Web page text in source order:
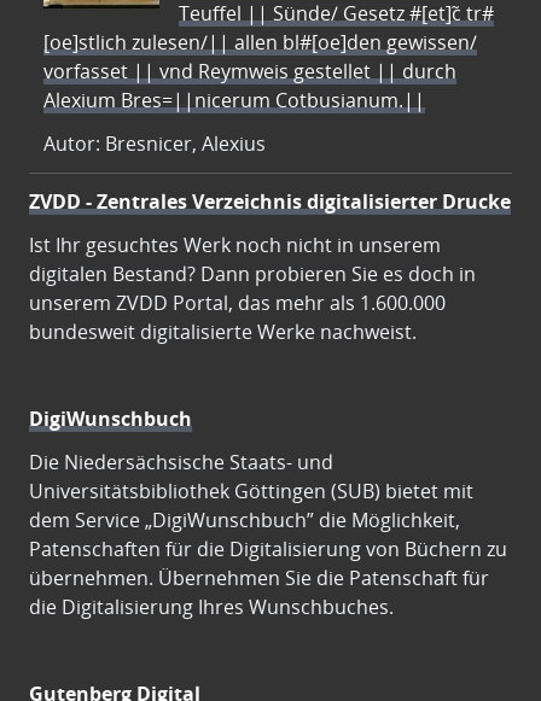
Teuffel || Sünde/ Gesetz #[et]c̃ tr#
[oe]stlich zulesen/|| allen bl#[oe]den gewissen/
vorfasset || vnd Reymweis gestellet || durch
Alexium Bres=||nicerum Cotbusianum.||
Autor: Bresnicer, Alexius
ZVDD - Zentrales Verzeichnis digitalisierter Drucke
Ist Ihr gesuchtes Werk noch nicht in unserem
digitalen Bestand? Dann probieren Sie es doch in
unserem ZVDD Portal, das mehr als 1.600.000
bundesweit digitalisierte Werke nachweist.
DigiWunschbuch
Die Niedersächsische Staats- und
Universitätsbibliothek Göttingen (SUB) bietet mit
dem Service „DigiWunschbuch” die Möglichkeit,
Patenschaften für die Digitalisierung von Büchern zu
übernehmen. Übernehmen Sie die Patenschaft für
die Digitalisierung Ihres Wunschbuches.
Gutenberg Digital